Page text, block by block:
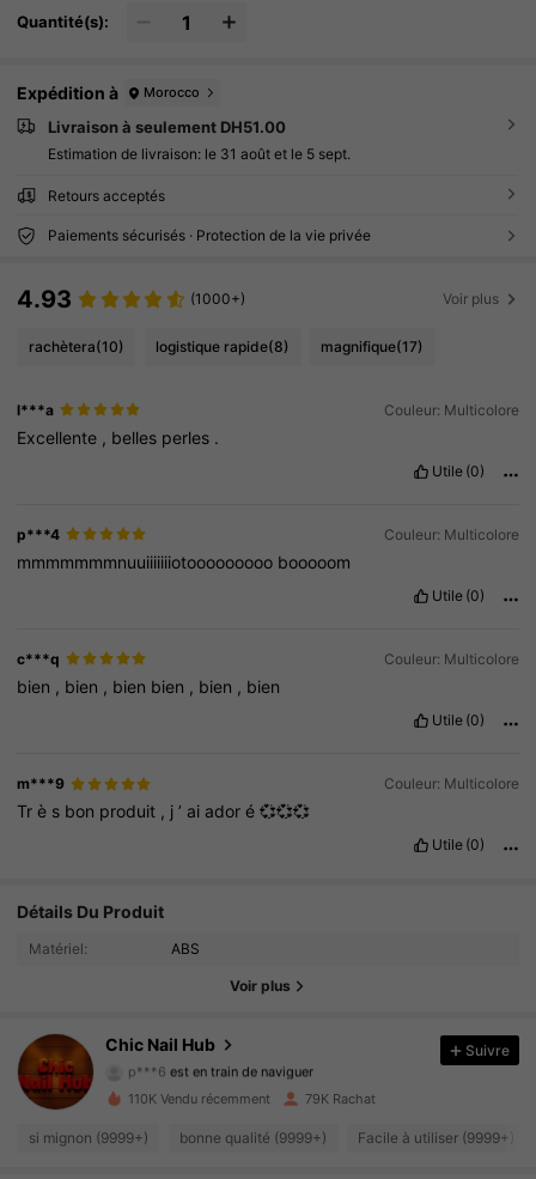
mm, Micro-Boules Bijoux d'Ongles, Fournitu
res d'Art des Ongles Ongles Charmes d'Ongl
Quantité(s):
Expédition à Morocco
Livraison à seulement DH51.00
Estimation de livraison: le 31 août et le 5 sept.
Retours acceptés
Paiements sécurisés · Protection de la vie privée
4.93 (1000+) Voir plus
rachètera(10) logistique rapide(8) magnifique(17)
l***a Couleur: Multicolore
Excellente , belles perles .
Utile (0)
p***4 Couleur: Multicolore
mmmmmmmnuuiiiiiiiotooooooooo booooom
Utile (0)
c***q Couleur: Multicolore
bien , bien , bien bien , bien , bien
Utile (0)
m***9 Couleur: Multicolore
Trè s bon produit , j’ ai adoré💞💞💞
Utile (0)
Détails Du Produit
Matériel: ABS
Voir plus
Chic Nail Hub
4.93
p***6 est en train de naviguer
4.93 8.7K Suiveurs
Suivre
110K Vendu récemment 79K Rachat
si mignon (9999+) bonne qualité (9999+) Facile à utiliser (9999+)